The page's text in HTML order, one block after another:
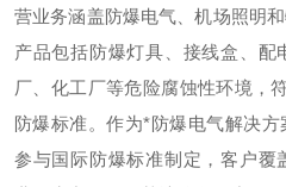
营业务涵盖防爆电气、机场照明
产品包括防爆灯具、接线盒、配
厂、化工厂等危险腐蚀性环境，
防爆标准。作为*防爆电气解决
参与国际防爆标准制定，客户覆